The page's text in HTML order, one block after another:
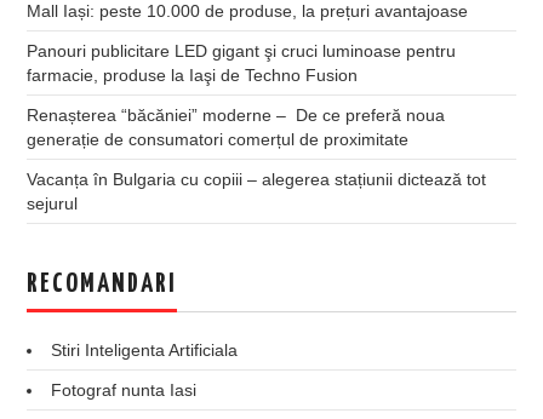
Mall Iași: peste 10.000 de produse, la prețuri avantajoase
Panouri publicitare LED gigant şi cruci luminoase pentru
farmacie, produse la Iaşi de Techno Fusion
Renașterea “băcăniei” moderne – De ce preferă noua
generație de consumatori comerțul de proximitate
Vacanța în Bulgaria cu copiii – alegerea stațiunii dictează tot
sejurul
RECOMANDARI
Stiri Inteligenta Artificiala
Fotograf nunta Iasi